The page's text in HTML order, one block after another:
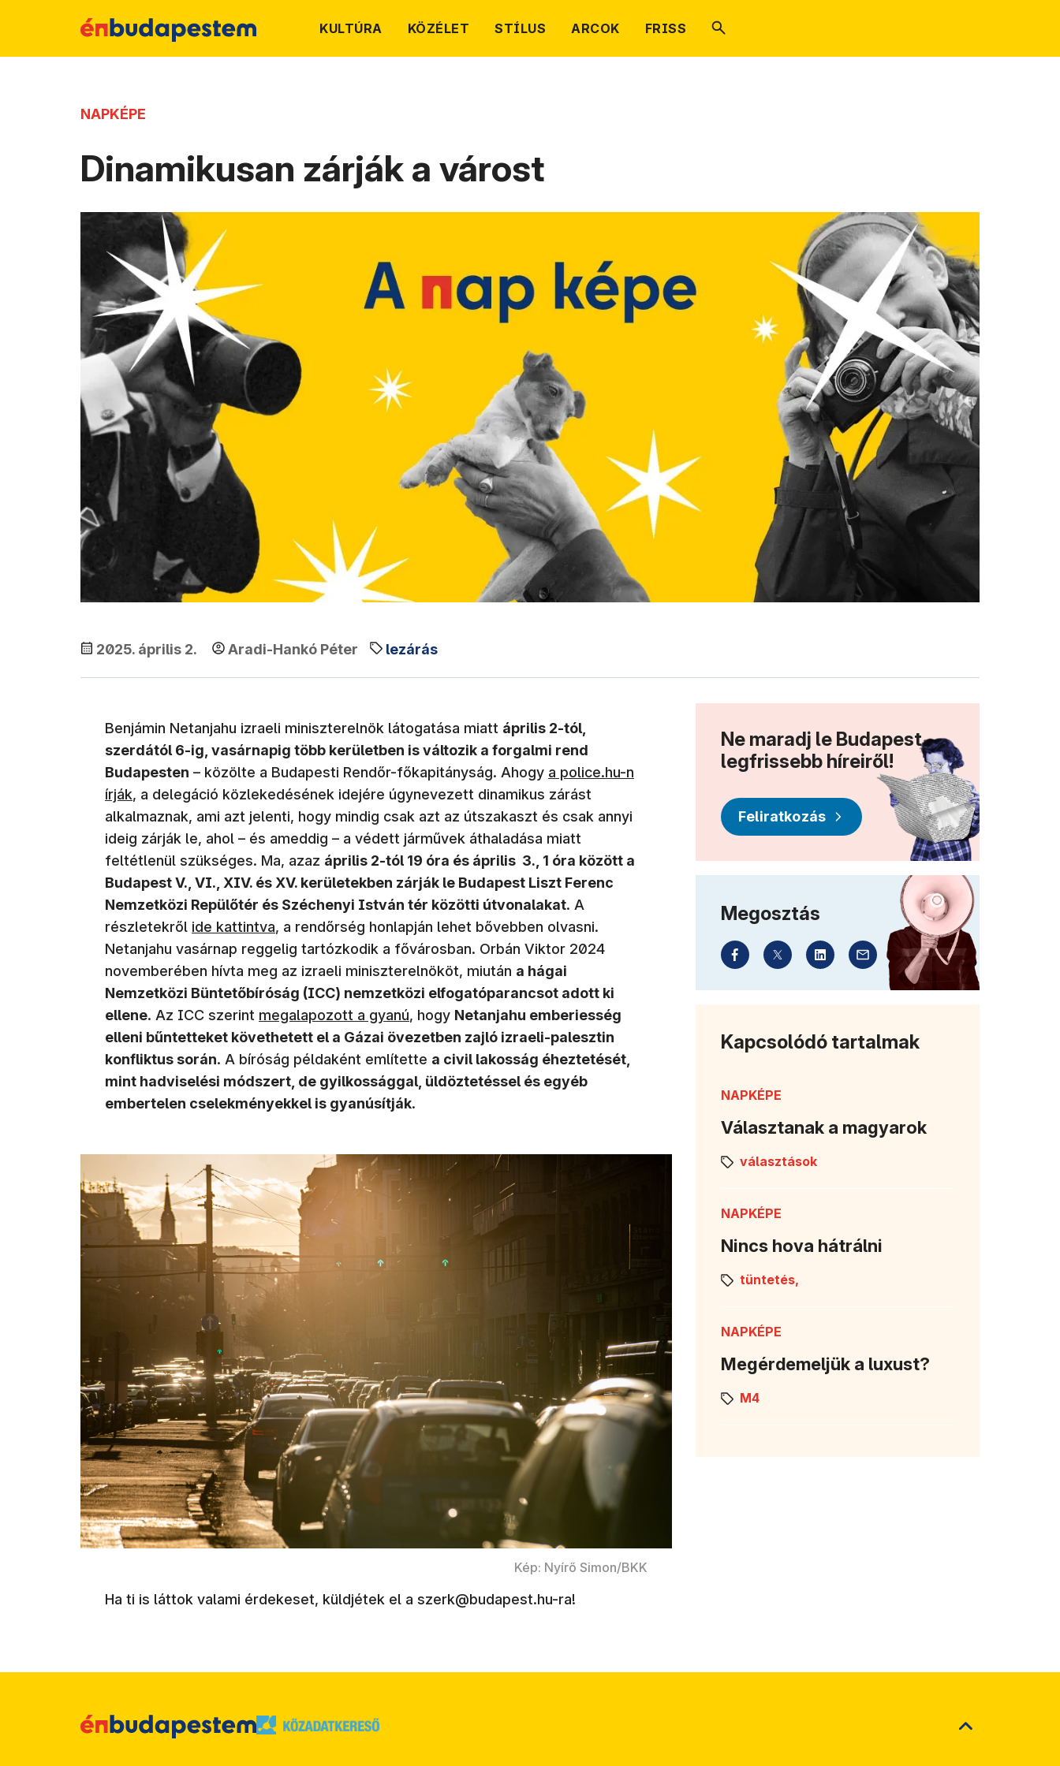
KULTÚRA KÖZÉLET STÍLUS ARCOK FRISS
NAPKÉPE
Dinamikusan zárják a várost
2025. április 2. Aradi-Hankó Péter lezárás
Benjámin Netanjahu izraeli miniszterelnök látogatása miatt április 2-tól,
szerdától 6-ig, vasárnapig több kerületben is változik a forgalmi rend
Budapesten – közölte a Budapesti Rendőr-főkapitányság. Ahogy a police.hu-n
írják, a delegáció közlekedésének idejére úgynevezett dinamikus zárást
alkalmaznak, ami azt jelenti, hogy mindig csak azt az útszakaszt és csak annyi
ideig zárják le, ahol – és ameddig – a védett járművek áthaladása miatt
feltétlenül szükséges. Ma, azaz április 2-tól 19 óra és április 3., 1 óra között a
Budapest V., VI., XIV. és XV. kerületekben zárják le Budapest Liszt Ferenc
Nemzetközi Repülőtér és Széchenyi István tér közötti útvonalakat. A
részletekről ide kattintva, a rendőrség honlapján lehet bővebben olvasni.
Netanjahu vasárnap reggelig tartózkodik a fővárosban. Orbán Viktor 2024
novemberében hívta meg az izraeli miniszterelnököt, miután a hágai
Nemzetközi Büntetőbíróság (ICC) nemzetközi elfogatóparancsot adott ki
ellene. Az ICC szerint megalapozott a gyanú, hogy Netanjahu emberiesség
elleni bűntetteket követhetett el a Gázai övezetben zajló izraeli-palesztin
konfliktus során. A bíróság példaként említette a civil lakosság éheztetését,
mint hadviselési módszert, de gyilkossággal, üldöztetéssel és egyéb
embertelen cselekményekkel is gyanúsítják.
Kép: Nyírő Simon/BKK
Ha ti is láttok valami érdekeset, küldjétek el a szerk@budapest.hu-ra!
Ne maradj le Budapest
legfrissebb híreiről!
Feliratkozás
Megosztás
Kapcsolódó tartalmak
NAPKÉPE
Választanak a magyarok
választások
NAPKÉPE
Nincs hova hátrálni
tüntetés,
NAPKÉPE
Megérdemeljük a luxust?
M4